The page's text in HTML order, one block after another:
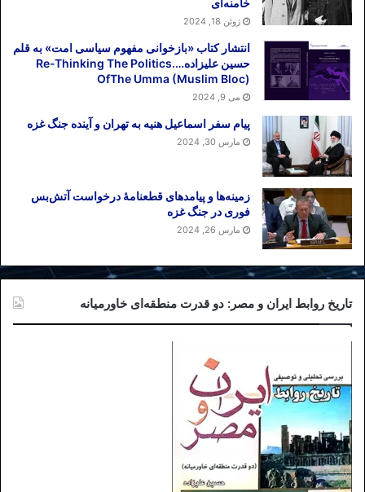
خامنه‌ای
ژوئن 18, 2024
انتشار کتاب «بازخوانی مفهوم سیاسی امت» به قلم
حسین علیزاده….Re-Thinking The Politics
OfThe Umma (Muslim Bloc)
می 9, 2024
پیام سفر اسماعیل هنیه به تهران و آینده جنگ غزه
مارس 30, 2024
زمینه‌ها و پیامدهای قطعنامهٔ درخواست آتش‌بس
فوری در جنگ غزه
مارس 26, 2024
تاریخ روابط ایران و مصر: دو قدرت منطقه‌ای خاورمیانه